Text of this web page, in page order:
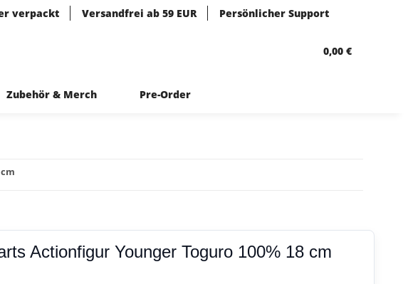
verpackt Versandfrei ab 59 EUR Persönlicher Support
0,00 €
Zubehör & Merch Pre-Order
Actionfigur Younger Toguro 100% 18 cm